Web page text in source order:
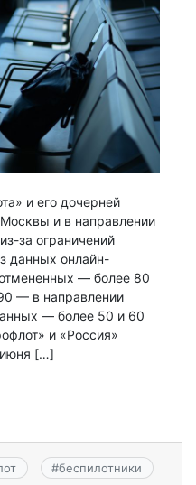
и его дочерней
и в направлении
за ограничений
данных онлайн-
— более 80
— в направлении
— более 50 и 60
и «Россия»
июня […]
#беспилотники